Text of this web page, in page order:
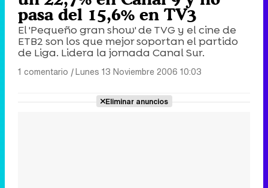
pasa del 15,6% en TV3
El 'Pequeño gran show' de TVG y el cine de
ETB2 son los que mejor soportan el partido
de Liga. Lidera la jornada Canal Sur.
1 comentario |Lunes 13 Noviembre 2006 10:03
Eliminar anuncios